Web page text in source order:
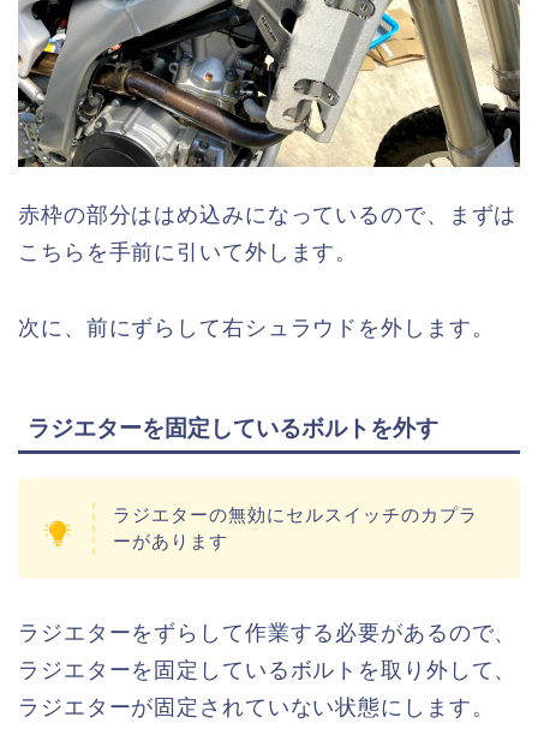
赤枠の部分ははめ込みになっているので、まずは
こちらを手前に引いて外します。
次に、前にずらして右シュラウドを外します。
ラジエターを固定しているボルトを外す
ラジエターの無効にセルスイッチのカプラ
ーがあります
ラジエターをずらして作業する必要があるので、
ラジエターを固定しているボルトを取り外して、
ラジエターが固定されていない状態にします。